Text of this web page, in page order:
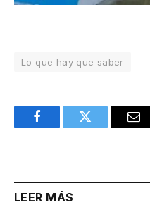
Lo que hay que saber
FacebookTwitter
LEER MÁS